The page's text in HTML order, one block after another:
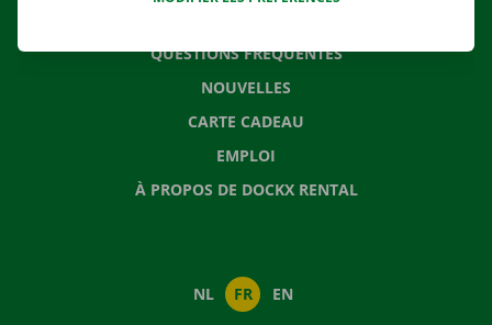
QUESTIONS FRÉQUENTES
NOUVELLES
CARTE CADEAU
EMPLOI
À PROPOS DE DOCKX RENTAL
NL FR EN